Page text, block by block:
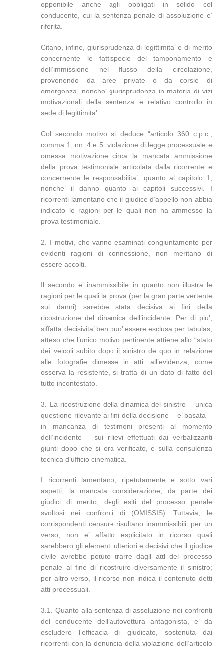
opponibile anche agli obbligati in solido col
conducente, cui la sentenza penale di assoluzione e’
riferita.
Citano, infine, giurisprudenza di legittimita’ e di merito
concernente le fattispecie del tamponamento e
dell’immissione nel flusso della circolazione,
provenendo da aree private o da corsie di
emergenza, nonche’ giurisprudenza in materia di vizi
motivazionali della sentenza e relativo controllo in
sede di legittimita’.
Col secondo motivo si deduce “articolo 360 c.p.c.,
comma 1, nn. 4 e 5: violazione di legge processuale e
omessa motivazione circa la mancata ammissione
della prova testimoniale articolata dalla ricorrente e
concernente le responsabilita’, quanto al capitolo 1,
nonche’ il danno quanto ai capitoli successivi. I
ricorrenti lamentano che il giudice d’appello non abbia
indicato le ragioni per le quali non ha ammesso la
prova testimoniale.
2. I motivi, che vanno esaminati congiuntamente per
evidenti ragioni di connessione, non meritano di
essere accolti.
Il secondo e’ inammissibile in quanto non illustra le
ragioni per le quali la prova (per la gran parte vertente
sui danni) sarebbe stata decisiva ai fini della
ricostruzione del dinamica dell’incidente. Per di piu’,
siffatta decisivita’ ben puo’ essere esclusa per tabulas,
atteso che l’unico motivo pertinente attiene allo “stato
dei veicoli subito dopo il sinistro de quo in relazione
alle fotografie dimesse in atti: all’evidenza, come
osserva la resistente, si tratta di un dato di fatto del
tutto incontestato.
3. La ricostruzione della dinamica del sinistro – unica
questione rilevante ai fini della decisione – e’ basata –
in mancanza di testimoni presenti al momento
dell’incidente – sui rilievi effettuati dai verbalizzanti
giunti dopo che si era verificato, e sulla consulenza
tecnica d’ufficio cinematica.
I ricorrenti lamentano, ripetutamente e sotto vari
aspetti, la mancata considerazione, da parte dei
giudici di merito, degli esiti del processo penale
svoltosi nei confronti di (OMISSIS). Tuttavia, le
corrispondenti censure risultano inammissibili: per un
verso, non e’ affatto esplicitato in ricorso quali
sarebbero gli elementi ulteriori e decisivi che il giudice
civile avrebbe potuto trarre dagli atti del processo
penale al fine di ricostruire diversamente il sinistro;
per altro verso, il ricorso non indica il contenuto detti
atti processuali.
3.1. Quanto alla sentenza di assoluzione nei confronti
del conducente dell’autovettura antagonista, e’ da
escludere l’efficacia di giudicato, sostenuta dai
ricorrenti con la denuncia della violazione dell’articolo